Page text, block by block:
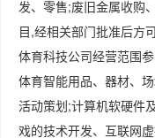
发、零售;废旧金属收购
目,经相关部门批准后方
体育科技公司经营范围
体育智能用品、器材、
活动策划;计算机软硬件
戏的技术开发、互联网